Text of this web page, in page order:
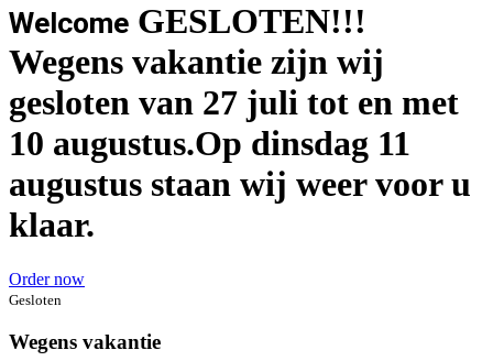
Welcome GESLOTEN!!!
Wegens vakantie zijn wij
gesloten van 27 juli tot en met
10 augustus.Op dinsdag 11
augustus staan wij weer voor u
klaar.
Order now
Gesloten
Wegens vakantie